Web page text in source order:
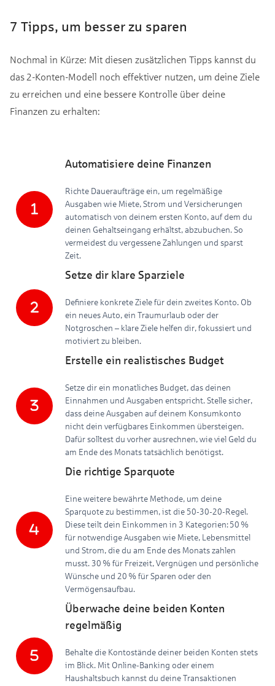
7 Tipps, um besser zu sparen
Nochmal in Kürze: Mit diesen zusätzlichen Tipps kannst du
das 2-Konten-Modell noch effektiver nutzen, um deine Ziele
zu erreichen und eine bessere Kontrolle über deine
Finanzen zu erhalten:
Automatisiere deine Finanzen
Richte Daueraufträge ein, um regelmäßige
Ausgaben wie Miete, Strom und Versicherungen
automatisch von deinem ersten Konto, auf dem du
deinen Gehaltseingang erhältst, abzubuchen. So
vermeidest du vergessene Zahlungen und sparst
Zeit.
Setze dir klare Sparziele
Definiere konkrete Ziele für dein zweites Konto. Ob
ein neues Auto, ein Traumurlaub oder der
Notgroschen – klare Ziele helfen dir, fokussiert und
motiviert zu bleiben.
Erstelle ein realistisches Budget
Setze dir ein monatliches Budget, das deinen
Einnahmen und Ausgaben entspricht. Stelle sicher,
dass deine Ausgaben auf deinem Konsumkonto
nicht dein verfügbares Einkommen übersteigen.
Dafür solltest du vorher ausrechnen, wie viel Geld du
am Ende des Monats tatsächlich benötigst.
Die richtige Sparquote
Eine weitere bewährte Methode, um deine
Sparquote zu bestimmen, ist die 50-30-20-Regel.
Diese teilt dein Einkommen in 3 Kategorien: 50 %
für notwendige Ausgaben wie Miete, Lebensmittel
und Strom, die du am Ende des Monats zahlen
musst. 30 % für Freizeit, Vergnügen und persönliche
Wünsche und 20 % für Sparen oder den
Vermögensaufbau.
Überwache deine beiden Konten
regelmäßig
Behalte die Kontostände deiner beiden Konten stets
im Blick. Mit Online-Banking oder einem
Haushaltsbuch kannst du deine Transaktionen